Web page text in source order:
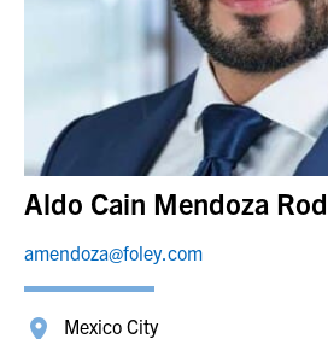
Aldo Cain Mendoza
amendoza@foley.com
Mexico City